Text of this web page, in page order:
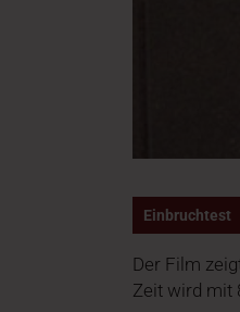
Einbruchtest
Der Film
Zeit wird mit